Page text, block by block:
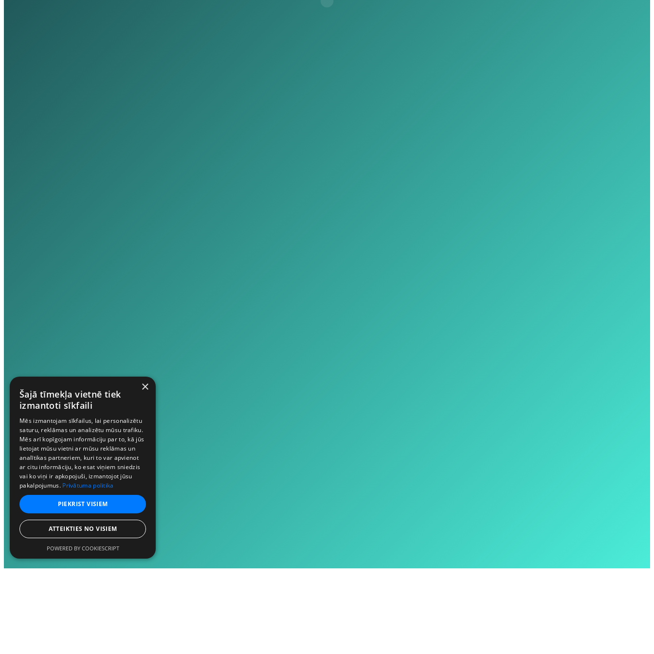
×
Šajā tīmekļa vietnē tiek
izmantoti sīkfaili
Mēs izmantojam sīkfailus, lai personalizētu
saturu, reklāmas un analizētu mūsu trafiku.
Mēs arī kopīgojam informāciju par to, kā jūs
lietojat mūsu vietni ar mūsu reklāmas un
analītikas partneriem, kuri to var apvienot
ar citu informāciju, ko esat viņiem sniedzis
vai ko viņi ir apkopojuši, izmantojot jūsu
pakalpojumus. Privātuma politika
PIEKRIST VISIEM
ATTEIKTIES NO VISIEM
POWERED BY COOKIESCRIPT